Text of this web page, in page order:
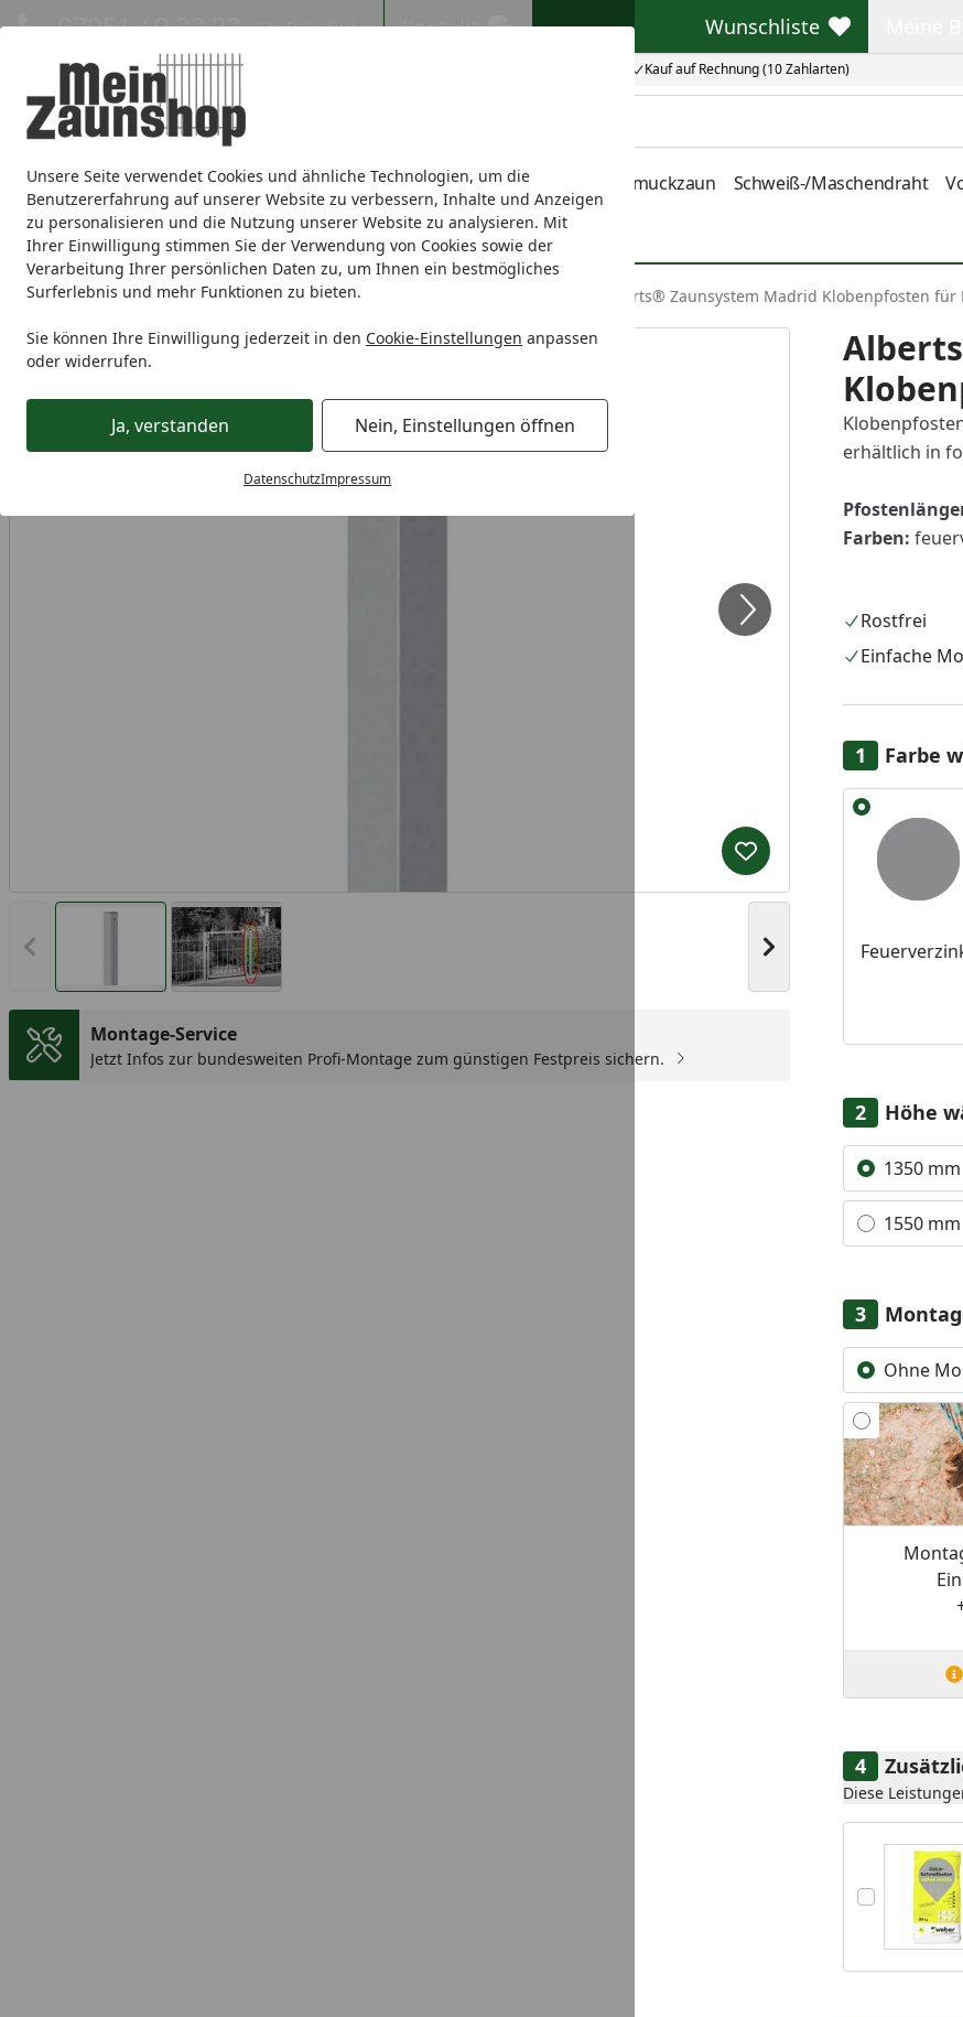
Unsere Seite verwendet Cookies und ähnliche Technologien, um die
Benutzererfahrung auf unserer Website zu verbessern, Inhalte und Anzeigen
zu personalisieren und die Nutzung unserer Website zu analysieren. Mit
Ihrer Einwilligung stimmen Sie der Verwendung von Cookies sowie der
Verarbeitung Ihrer persönlichen Daten zu, um Ihnen ein bestmögliches
Surferlebnis und mehr Funktionen zu bieten.
Sie können Ihre Einwilligung jederzeit in den Cookie-Einstellungen anpassen
oder widerrufen.
Ja, verstanden Nein, Einstellungen öffnen
DatenschutzImpressum
Eigene Montage-Teams Kauf auf Rechnung (10 Zahlarten)
07051 / 9 22 22 Mo-Fr. 8-16 Uhr Kontakt Wunschliste
Wunschliste
Sichtschutz Doppelstabmatte Zaunsets Gabionen Einstabmatten Schmuckzaun Schweiß-/Maschendraht
Zaunmarken
Schmuckzaun Alberts® Schmuckzaun Alberts® Zaunsystem Madrid Klobenpfosten für
Vorheriges Bild anzeigen Nächstes Bild anzeigen
Produkt zur Wunschliste
Montage-Service
Jetzt Infos zur bundesweiten Profi-Montage zum günstigen Festpreis sichern.
erhältlich in
Farben:
Rostfrei
Einfache
Farbe
Alle anzeigen
Höhe
Alle anzeigen
1350 mm
1550 mm
Ohne
Diese